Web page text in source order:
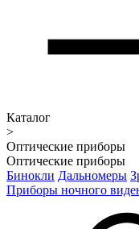
Каталог
>
Оптические приборы
Оптические приборы
Бинокли Дальномеры
Приборы ночного